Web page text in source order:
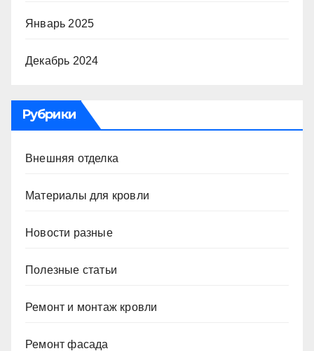
Январь 2025
Декабрь 2024
Рубрики
Внешняя отделка
Материалы для кровли
Новости разные
Полезные статьи
Ремонт и монтаж кровли
Ремонт фасада